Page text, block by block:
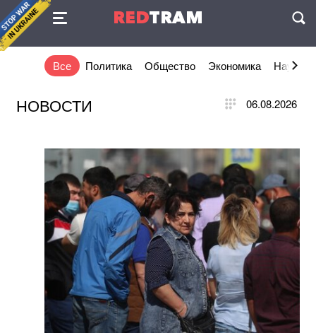
REDTRAM
Соглашение
Все Политика Общество Экономика Наука и
НОВОСТИ 06.08.2026